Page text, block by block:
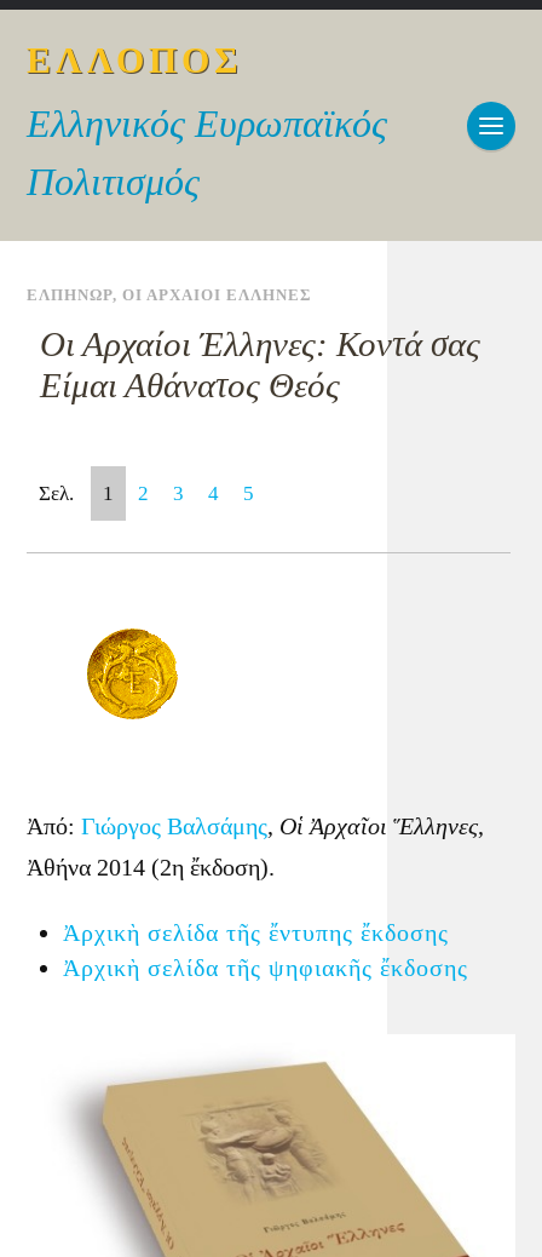
ΕΛΛΟΠΟΣ
Ελληνικός Ευρωπαϊκός
Πολιτισμός
ΕΛΠΗΝΩΡ,ΟΙ ΑΡΧΑΙΟΙ ΕΛΛΗΝΕΣ
Οι Αρχαίοι Έλληνες: Κοντά σας
Είμαι Αθάνατος Θεός
Σελ. 1 2 3 4 5
Ἀπό:Γιώργος Βαλσάμης, Οἱ Ἀρχαῖοι Ἕλληνες,
Ἀθήνα 2014 (2η ἔκδοση).
Ἀρχικὴ σελίδα τῆς ἔντυπης ἔκδοσης
Ἀρχικὴ σελίδα τῆς ψηφιακῆς ἔκδοσης